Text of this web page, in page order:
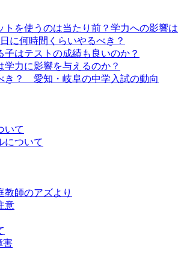
トを使うのは当たり前？学力への影響
に何時間くらいやるべき？
子はテストの成績も良いのか？
学力に影響を与えるのか？
き？ 愛知・岐阜の中学入試の動向
いて
について
教師のアズより
意
害